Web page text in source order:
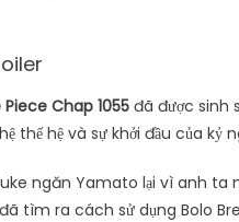
Chap 1055 đã được sinh
thế hệ và sự khởi đầu của kỷ
ngăn Yamato lại vì anh
tìm ra cách sử dụng Bolo